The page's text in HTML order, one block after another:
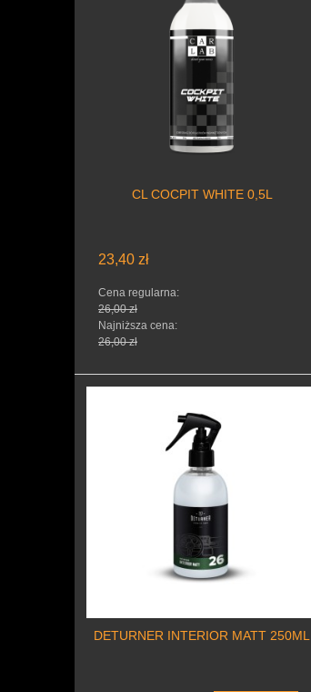
CL COCPIT WHITE 0,5L
23,40 zł
Cena regularna:
26,00 zł
Najniższa cena:
26,00 zł
DETURNER INTERIOR MATT 250ML